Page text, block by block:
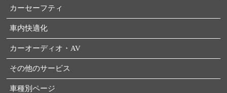
カーセーフティ
車内快適化
カーオーディオ・AV
その他のサービス
車種別ページ